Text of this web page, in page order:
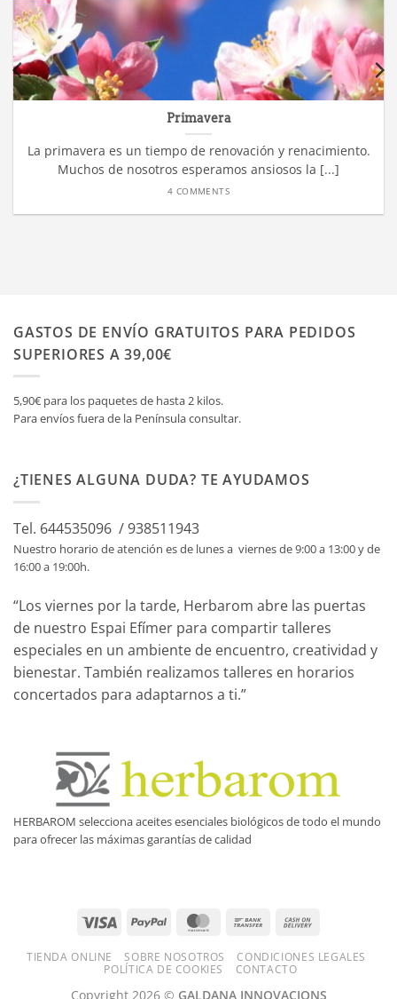
Primavera
La primavera es un tiempo de renovación y renacimiento.
Muchos de nosotros esperamos ansiosos la [...]
4 COMMENTS
GASTOS DE ENVÍO GRATUITOS PARA PEDIDOS
SUPERIORES A 39,00€
5,90€ para los paquetes de hasta 2 kilos.
Para envíos fuera de la Península consultar.
¿TIENES ALGUNA DUDA? TE AYUDAMOS
Tel. 644535096 / 938511943
Nuestro horario de atención es de lunes a viernes de 9:00 a 13:00 y de
16:00 a 19:00h.
“Los viernes por la tarde, Herbarom abre las puertas
de nuestro Espai Efímer para compartir talleres
especiales en un ambiente de encuentro, creatividad y
bienestar. También realizamos talleres en horarios
concertados para adaptarnos a ti.”
HERBAROM selecciona aceites esenciales biológicos de todo el mundo
para ofrecer las máximas garantías de calidad
Visa PayPal MasterCardBank
Delivery
TIENDA ONLINE SOBRE NOSOTROS
CONDICIONES LEGALES
POLÍTICA DE COOKIES
CONTACTO
Copyright 2026 © GALDANA INNOVACIONS